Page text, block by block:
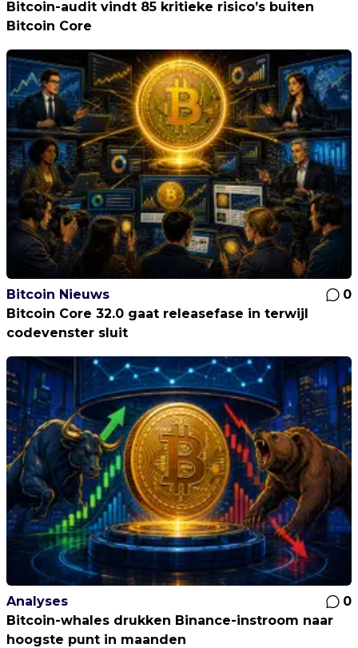
Bitcoin-audit vindt 85 kritieke risico’s buiten
Bitcoin Core
Bitcoin Nieuws
0
Bitcoin Core 32.0 gaat releasefase in terwijl
codevenster sluit
Analyses
0
Bitcoin-whales drukken Binance-instroom naar
hoogste punt in maanden